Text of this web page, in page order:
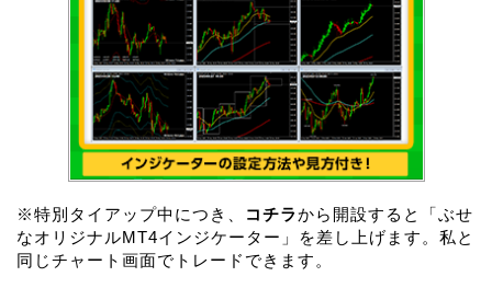
※特別タイアップ中につき、 コチラから開設すると「ぶせ
なオリジナルMT4インジケーター」を差し上げます。私と
同じチャート画面でトレードできます。